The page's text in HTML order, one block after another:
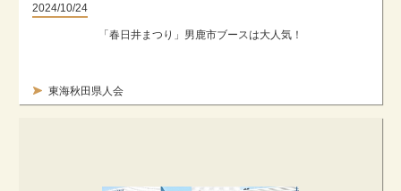
2024/10/24
東海秋田県人会
「春日井まつり」男鹿市ブースは大人気！